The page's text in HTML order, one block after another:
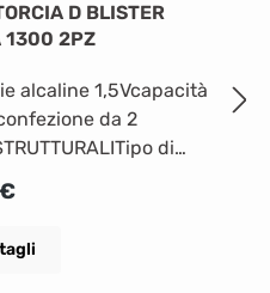
D BLISTER
1300 2PZ
alcaline 1,5Vcapacità
da 2
di
batterie per
(cm)
normale: